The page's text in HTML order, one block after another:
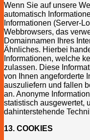
Wenn Sie auf unsere
automatisch
Informationen (Server-
Webbrowsers, das
Domainnamen Ihres
Ähnliches. Hierbei
Informationen, welche
zulassen. Diese
von Ihnen angeforderte
auszuliefern und fallen
an. Anonyme
statistisch ausgewertet,
dahinterstehende
13. COOKIES